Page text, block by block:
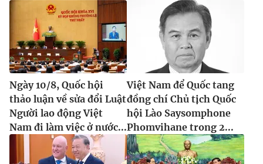
Ngày 10/8, Quốc hội
thảo luận về sửa đổi Luật
Người lao động Việt
Nam đi làm việc ở nước...
Việt Nam để Quốc tang
đồng chí Chủ tịch Quốc
hội Lào Saysomphone
Phomvihane trong 2...